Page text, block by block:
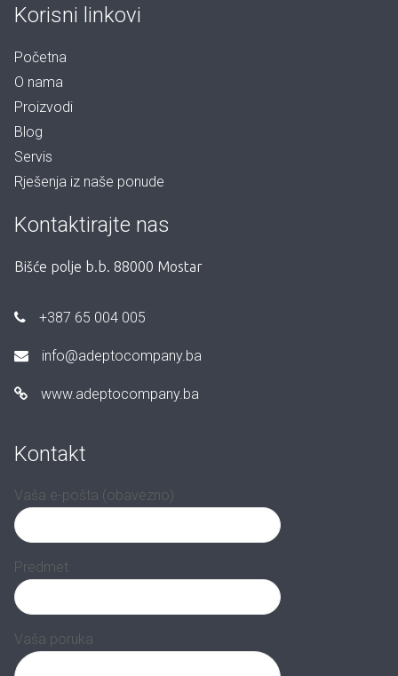
Korisni linkovi
Početna
O nama
Proizvodi
Blog
Servis
Rješenja iz naše ponude
Kontaktirajte nas
Bišće polje b.b. 88000 Mostar
+387 65 004 005
info@adeptocompany.ba
www.adeptocompany.ba
Kontakt
Vaša e-pošta (obavezno)
Predmet
Vaša poruka